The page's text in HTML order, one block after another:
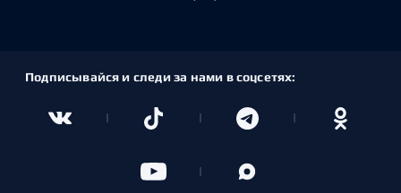
Подписывайся и следи за нами в соцсетях: